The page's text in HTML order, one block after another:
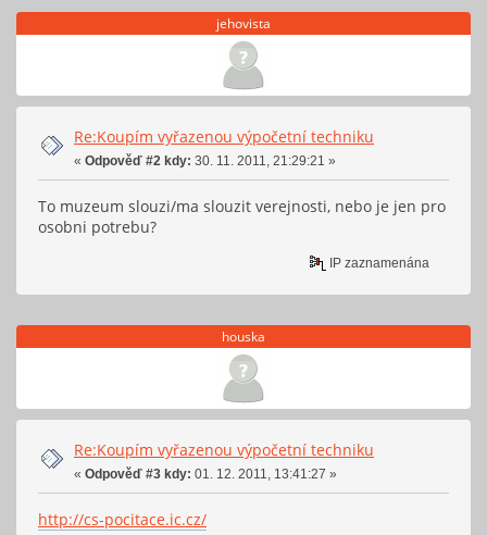
jehovista
Re:Koupím vyřazenou výpočetní techniku
« Odpověď #2 kdy: 30. 11. 2011, 21:29:21 »
To muzeum slouzi/ma slouzit verejnosti, nebo je jen pro
osobni potrebu?
IP zaznamenána
houska
Re:Koupím vyřazenou výpočetní techniku
« Odpověď #3 kdy: 01. 12. 2011, 13:41:27 »
http://cs-pocitace.ic.cz/